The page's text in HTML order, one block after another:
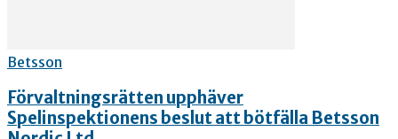
Betsson
Förvaltningsrätten upphäver
Spelinspektionens beslut att bötfälla Betsson